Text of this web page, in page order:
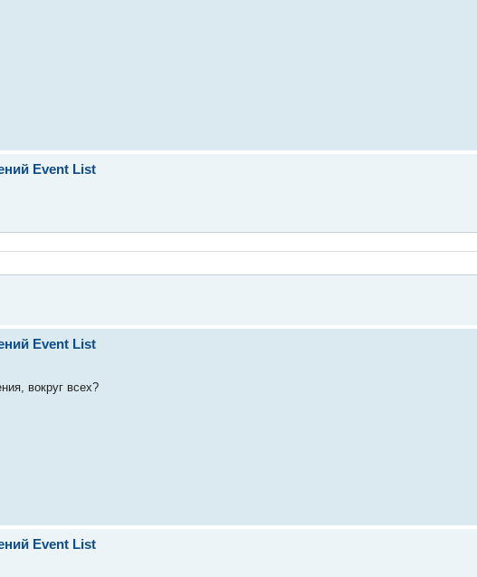
Event List
Event List
вокруг всех?
Event List